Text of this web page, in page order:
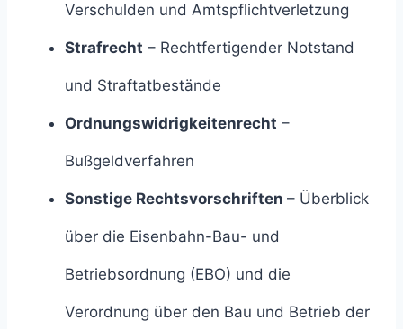
Verschulden und Amtspflichtverletzung
Strafrecht – Rechtfertigender Notstand
und Straftatbestände
Ordnungswidrigkeitenrecht –
Bußgeldverfahren
Sonstige Rechtsvorschriften – Überblick
über die Eisenbahn-Bau- und
Betriebsordnung (EBO) und die
Verordnung über den Bau und Betrieb der